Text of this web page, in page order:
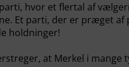
hvor et flertal af
Et parti, der er præget af
holdninger!
at Merkel i mange